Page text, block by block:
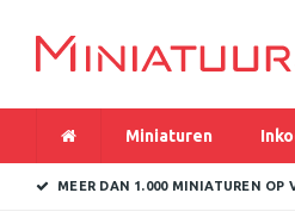
Miniaturen
MEER DAN 1.000 MINIATUREN OP